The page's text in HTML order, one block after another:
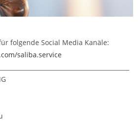
folgende Social Media Kanäle:
saliba.service